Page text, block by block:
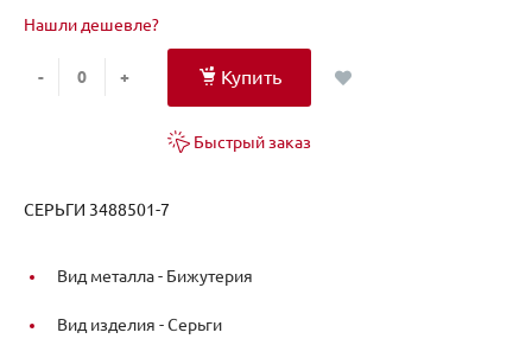
Нашли дешевле?
- + Купить
Быстрый заказ
СЕРЬГИ 3488501-7
Вид металла - Бижутерия
Вид изделия -Серьги